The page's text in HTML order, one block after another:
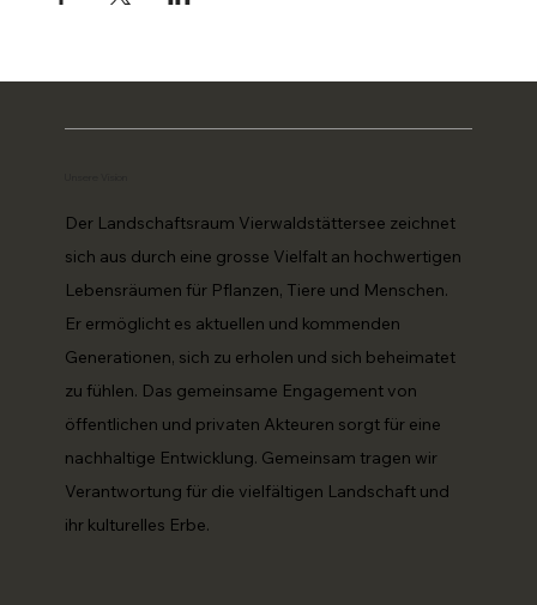
Der Landschaftsraum Vierwaldstättersee zeichnet
sich aus durch eine grosse Vielfalt an hochwertigen
Lebensräumen für Pflanzen, Tiere und Menschen.
Er ermöglicht es aktuellen und kommenden
Generationen, sich zu erholen und sich beheimatet
zu fühlen. Das gemeinsame Engagement von
öffentlichen und privaten Akteuren sorgt für eine
nachhaltige Entwicklung. Gemeinsam tragen wir
Verantwortung für die vielfältigen Landschaft und
ihr kulturelles Erbe.